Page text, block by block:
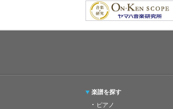
楽譜を探す
ピアノ